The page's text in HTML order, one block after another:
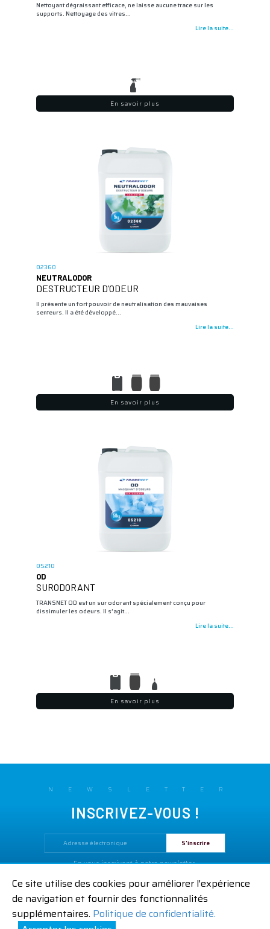
Nettoyant dégraissant efficace, ne laisse aucune trace sur les
supports. Nettoyage des vitres…
Lire la suite...
En savoir plus
02360
NEUTRALODOR
DESTRUCTEUR D’ODEUR
Il présente un fort pouvoir de neutralisation des mauvaises
senteurs. Il a été développé…
Lire la suite...
En savoir plus
05210
OD
SURODORANT
TRANSNET OD est un sur odorant spécialement conçu pour
dissimuler les odeurs. Il s’agit…
Lire la suite...
En savoir plus
Ce site utilise des cookies pour améliorer l'expérience
de navigation et fournir des fonctionnalités
supplémentaires. Politique de confidentialité.
NEWSLETTER
INSCRIVEZ-VOUS !
En vous inscrivant à notre newsletter,
Mentions légales |CGV|Contactez-nous